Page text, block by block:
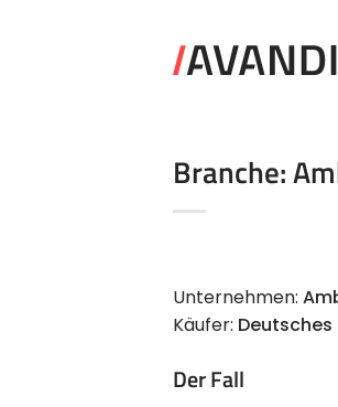
Branche:
Unternehmen:
Käufer: Deutsches
Der Fall